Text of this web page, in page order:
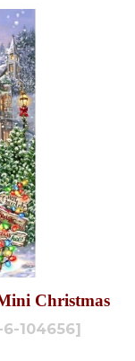
Christmas
6-104656]